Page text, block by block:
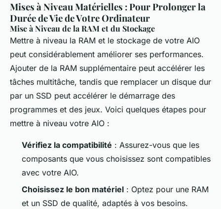
Mises à Niveau Matérielles : Pour Prolonger la
Durée de Vie de Votre Ordinateur
Mise à Niveau de la RAM et du Stockage
Mettre à niveau la RAM et le stockage de votre AIO
peut considérablement améliorer ses performances.
Ajouter de la RAM supplémentaire peut accélérer les
tâches multitâche, tandis que remplacer un disque dur
par un SSD peut accélérer le démarrage des
programmes et des jeux. Voici quelques étapes pour
mettre à niveau votre AIO :
Vérifiez la compatibilité : Assurez-vous que les
composants que vous choisissez sont compatibles
avec votre AIO.
Choisissez le bon matériel : Optez pour une RAM
et un SSD de qualité, adaptés à vos besoins.